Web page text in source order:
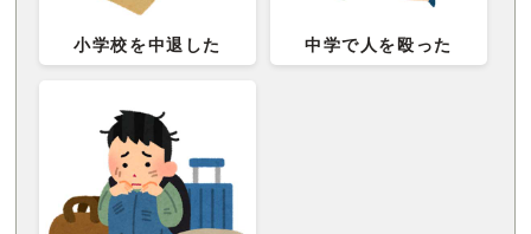
小学校を中退した 中学で人を殴った